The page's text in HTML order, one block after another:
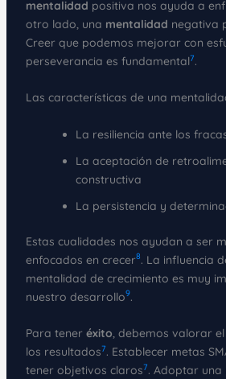
mentalidad positiva nos ayuda a
otro lado, una mentalidad negativa
Creer que podemos mejorar con
perseverancia es fundamental7.
Las características de una
La resiliencia ante los
La aceptación de
constructiva
La persistencia y
Estas cualidades nos ayudan a ser
enfocados en crecer8. La influencia
mentalidad de crecimiento es muy
nuestro desarrollo9.
Para tener éxito, debemos valorar
los resultados7. Establecer metas
tener objetivos claros7. Adoptar